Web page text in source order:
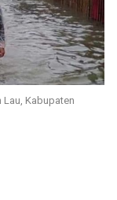
Kabupaten